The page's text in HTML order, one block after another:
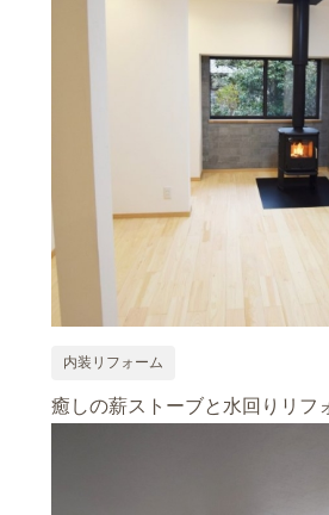
内装リフォーム
癒しの薪ストーブと水回りリフ